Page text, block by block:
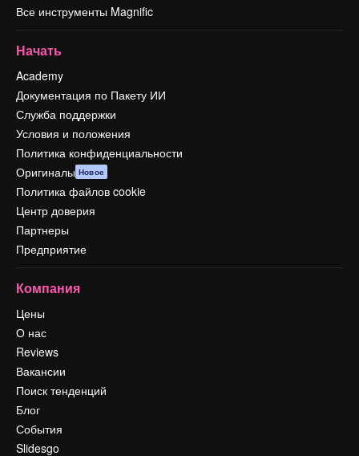
Все инструменты Magnific
Начать
Academy
Документация по Пакету ИИ
Служба поддержки
Условия и положения
Политика конфиденциальности
Оригиналы Новое
Политика файлов cookie
Центр доверия
Партнеры
Предприятие
Компания
Цены
О нас
Reviews
Вакансии
Поиск тенденций
Блог
События
Slidesgo